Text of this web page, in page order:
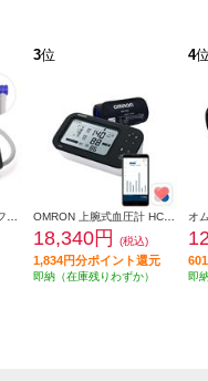
3位
18,340円 (税込)
1,834円分ポイント還元
即納（在庫残りわずか）
4
即